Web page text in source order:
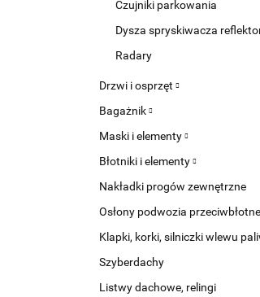
Czujniki parkowania
Dysza spryskiwacza
Radary
Drzwi i osprzęt
Bagażnik
Maski i elementy
Błotniki i elementy
Nakładki progów zewnętrzne
Osłony podwozia przeciwbłotne
Klapki, korki, silniczki wlewu
Szyberdachy
Listwy dachowe, relingi